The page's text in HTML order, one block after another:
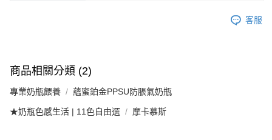
客服
商品相關分類 (2)
專業奶瓶餵養 蘊蜜鉑金PPSU防脹氣奶瓶
★奶瓶色感生活 | 11色自由選 摩卡慕斯